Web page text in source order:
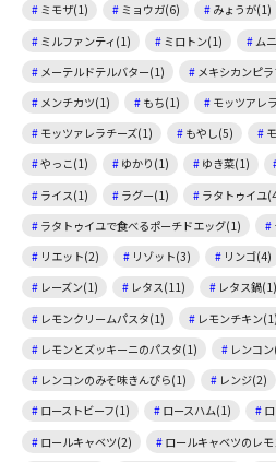
ミモザ(1)
ミョウガ(6) みょうが(1)
ミルファンティ(1)
ミロトン(1)
ム
メーテルドテルバター(1)
メキシカンピ
メンチカツ(1)
もち(1)
モッツアレ
モッツァレラチーズ(1)
もやし(5)
やっこ(1)
ゆかり(1) ゆき菜(1)
ライス(1)
ラグー(1)
ラタトゥイユ
ラタトゥイユで食べるポーチドエッグ(1)
リエット(2)
リゾット(3) リンゴ(4)
レーズン(1)
レタス(11) レタス鍋(1)
レモンクリームパスタ(1)
レモンチキン(1)
レモンとズッキーニのパスタ(1)
レンコ
レンコンのみそ味きんぴら(1)
レンジ(2)
ローストビーフ(1)
ロースハム(1)
ロールキャベツ(2)
ロールキャベツのレ